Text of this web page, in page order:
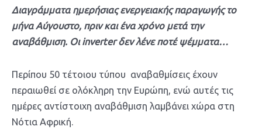
Διαγράμματα ημερήσιας ενεργειακής παραγωγής το
μήνα Αύγουστο, πριν και ένα χρόνο μετά την
αναβάθμιση. Οι inverter δεν λένε ποτέ ψέμματα…
Περίπου 50 τέτοιου τύπου αναβαθμίσεις έχουν
περαιωθεί σε ολόκληρη την Ευρώπη, ενώ αυτές τις
ημέρες αντίστοιχη αναβάθμιση λαμβάνει χώρα στη
Νότια Αφρική.